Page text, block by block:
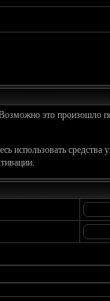
это произошло
использовать